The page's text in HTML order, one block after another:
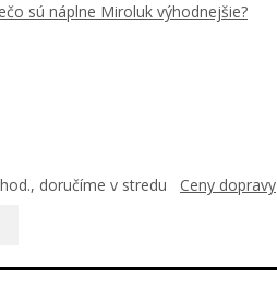
sú náplne Miroluk výhodnejšie?
doručíme v stredu Ceny dopravy